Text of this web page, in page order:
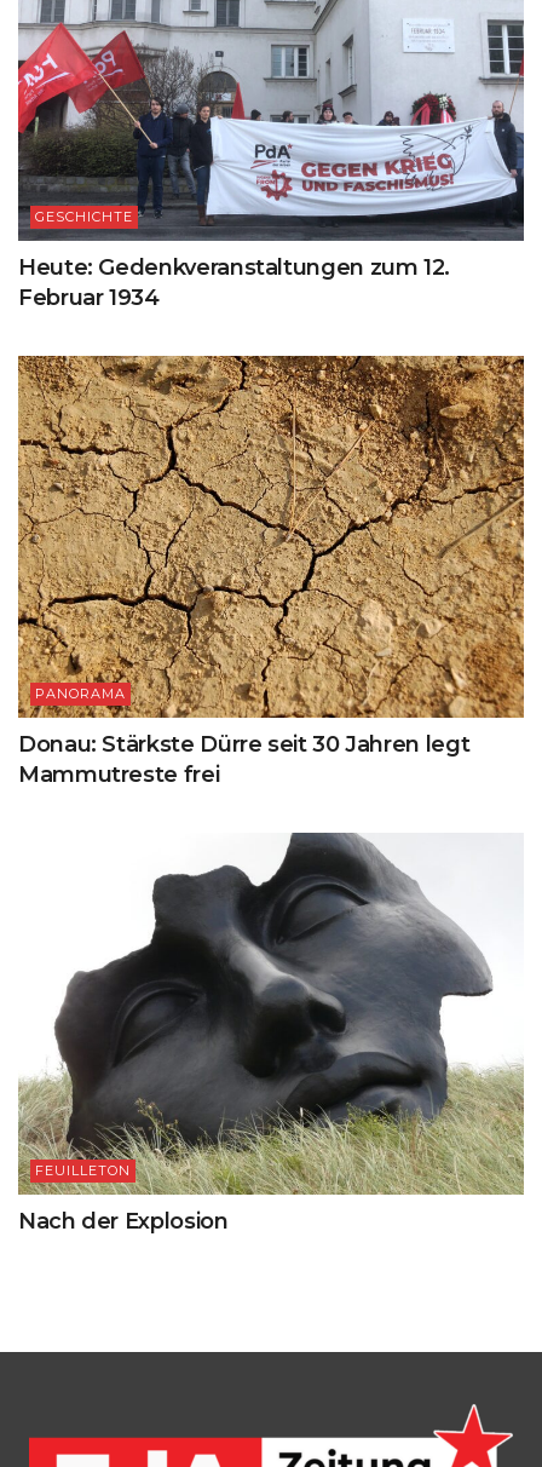
GESCHICHTE
Heute: Gedenkveranstaltungen zum 12.
Februar 1934
PANORAMA
Donau: Stärkste Dürre seit 30 Jahren legt
Mammutreste frei
FEUILLETON
Nach der Explosion